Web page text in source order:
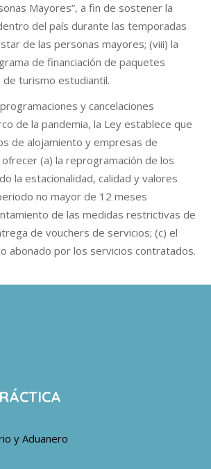
Mayores”, a fin de sostener la
del país durante las temporadas
de las personas mayores; (viii) la
de financiación de paquetes
turismo estudiantil.
y cancelaciones
de la pandemia, la Ley establece que
de alojamiento y empresas de
(a) la reprogramación de los
la estacionalidad, calidad y valores
no mayor de 12 meses
de las medidas restrictivas de
de vouchers de servicios; (c) el
abonado por los servicios contratados.
y Aduanero